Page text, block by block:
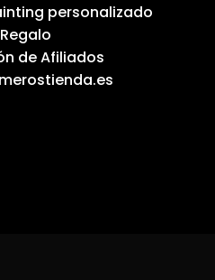
personalizado
de Afiliados